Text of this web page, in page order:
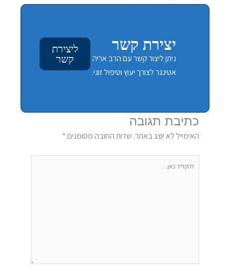
יצירת קשר
ניתן ליצור קשר עם הרב אריה
אטינגר לצורך יעוץ וטיפול זוגי.
ליצירת
קשר
כתיבת תגובה
האימייל לא יוצג באתר. שדות החובה מסומנים*
להקליד